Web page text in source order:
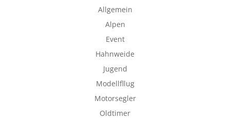
Allgemein
Alpen
Event
Hahnweide
Jugend
Modellfllug
Motorsegler
Oldtimer